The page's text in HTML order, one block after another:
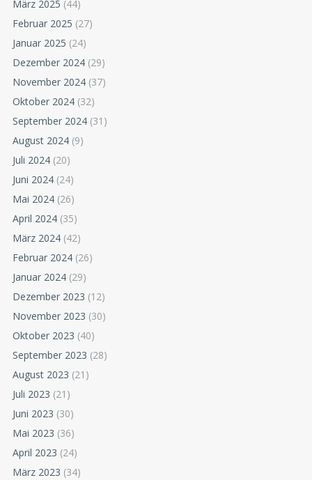
März 2025 (44)
Februar 2025 (27)
Januar 2025 (24)
Dezember 2024 (29)
November 2024 (37)
Oktober 2024 (32)
September 2024 (31)
August 2024 (9)
Juli 2024 (20)
Juni 2024 (24)
Mai 2024 (26)
April 2024 (35)
März 2024 (42)
Februar 2024 (26)
Januar 2024 (29)
Dezember 2023 (12)
November 2023 (30)
Oktober 2023 (40)
September 2023 (28)
August 2023 (21)
Juli 2023 (21)
Juni 2023 (30)
Mai 2023 (36)
April 2023 (24)
März 2023 (34)